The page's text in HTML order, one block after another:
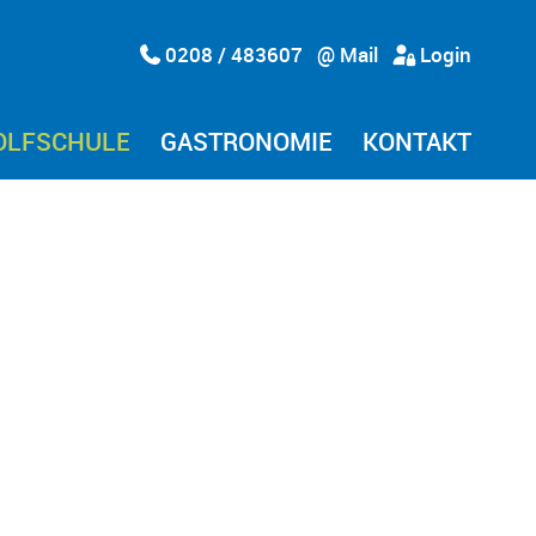
0208 / 483607 @ Mail Login
GASTRONOMIE KONTAKT